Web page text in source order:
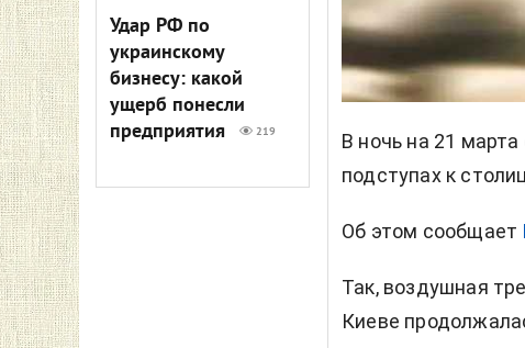
Удар РФ по
украинскому
бизнесу: какой
ущерб понесли
предприятия
219
В ночь на 21
подступах к
Об этом сообщает
Так, воздушная
Киеве